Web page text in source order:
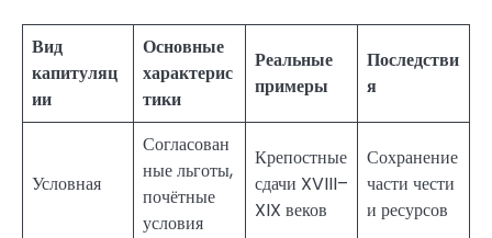
Вид
капитуляц
ии
Основные
характерис
тики
Реальные
примеры
Последстви
я
Условная
Согласован
ные льготы,
почётные
условия
Крепостные
сдачи XVIII–
XIX веков
Сохранение
части чести
и ресурсов